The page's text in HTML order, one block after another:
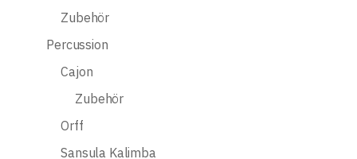
Zubehör
Percussion
Cajon
Zubehör
Orff
Sansula Kalimba